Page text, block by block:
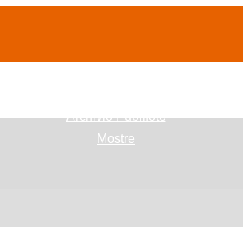
Archivio Publifoto
Mostre